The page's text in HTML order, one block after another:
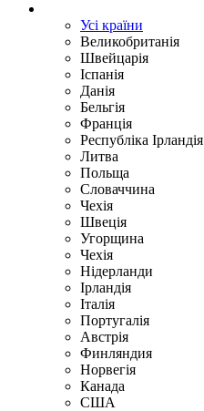
Усі країни
Великобританія
Швейцарія
Іспанія
Данія
Бельгія
Франція
Республіка Ірландія
Литва
Польща
Словаччина
Чехія
Швецiя
Угорщина
Чехія
Нідерланди
Iрландія
Iталiя
Португалія
Австрія
Финляндия
Норвегія
Канада
США